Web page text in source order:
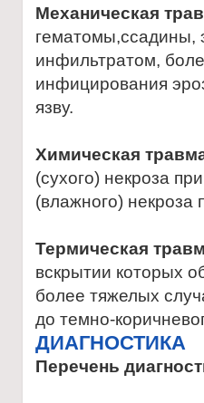
Механическая
гематомы,ссадины,
инфильтратом,
инфицирования
язву.
Химическая
(сухого) некроза
(влажного)
Термическая
вскрытии которых
более тяжелых
до темно-
ДИАГНОСТИКА
Перечень